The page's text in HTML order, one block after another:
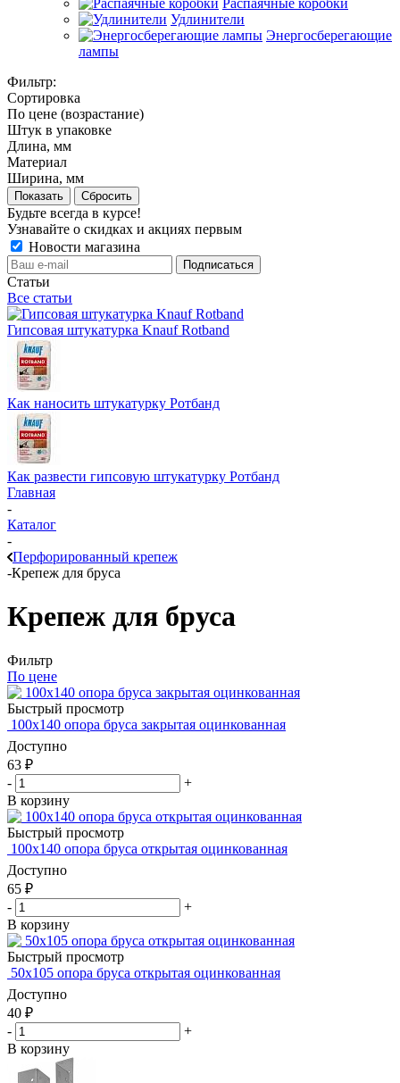
Распаячные коробки
Удлинители
Энергосберегающие
лампы
Фильтр:
Сортировка
По цене (возрастание)
Штук в упаковке
Длина, мм
Материал
Ширина, мм
Показать Сбросить
Будьте всегда в курсе!
Узнавайте о скидках и акциях первым
Новости магазина
Статьи
Все статьи
Гипсовая штукатурка Knauf Rotband
Как наносить штукатурку Ротбанд
Как развести гипсовую штукатурку Ротбанд
Главная
-
Каталог
-
Перфорированный крепеж
-Крепеж для бруса
Крепеж для бруса
Фильтр
По цене
Быстрый просмотр
100х140 опора бруса закрытая оцинкованная
Доступно
63 ₽
-
+
В корзину
Быстрый просмотр
100х140 опора бруса открытая оцинкованная
Доступно
65 ₽
-
+
В корзину
Быстрый просмотр
50х105 опора бруса открытая оцинкованная
Доступно
40 ₽
-
+
В корзину